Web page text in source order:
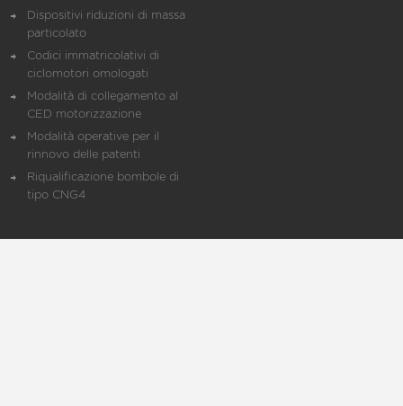
Dispositivi riduzioni di massa
particolato
Codici immatricolativi di
ciclomotori omologati
Modalità di collegamento al
CED motorizzazione
Modalità operative per il
rinnovo delle patenti
Riqualificazione bombole di
tipo CNG4